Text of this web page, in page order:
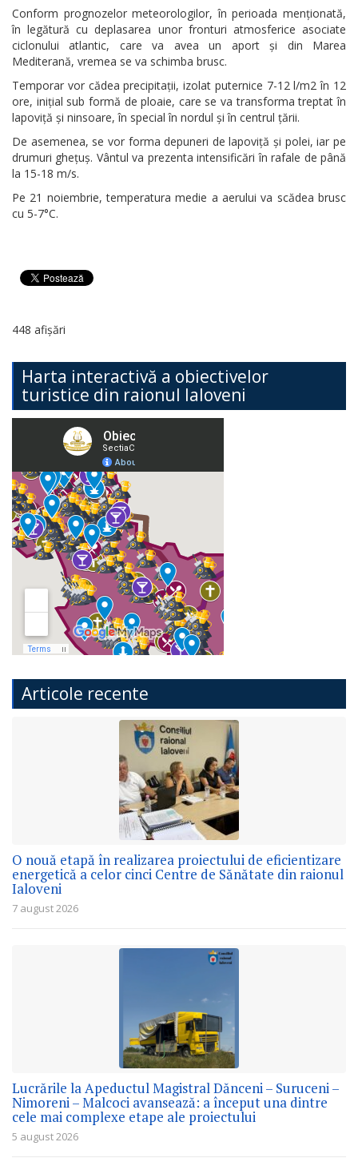
Conform prognozelor meteorologilor, în perioada menționată,
în legătură cu deplasarea unor fronturi atmosferice asociate
ciclonului atlantic, care va avea un aport și din Marea
Mediterană, vremea se va schimba brusc.
Temporar vor cădea precipitații, izolat puternice 7-12 l/m2 în 12
ore, inițial sub formă de ploaie, care se va transforma treptat în
lapoviță și ninsoare, în special în nordul și în centrul țării.
De asemenea, se vor forma depuneri de lapoviță și polei, iar pe
drumuri ghețuș. Vântul va prezenta intensificări în rafale de până
la 15-18 m/s.
Pe 21 noiembrie, temperatura medie a aerului va scădea brusc
cu 5-7°C.
448 afișări
Harta interactivă a obiectivelor
turistice din raionul Ialoveni
Articole recente
O nouă etapă în realizarea proiectului de eficientizare
energetică a celor cinci Centre de Sănătate din raionul
Ialoveni
7 august 2026
Lucrările la Apeductul Magistral Dănceni – Suruceni –
Nimoreni – Malcoci avansează: a început una dintre
cele mai complexe etape ale proiectului
5 august 2026